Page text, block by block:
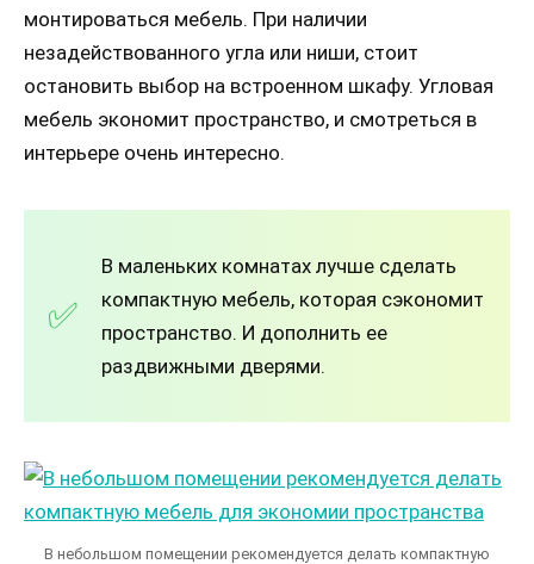
монтироваться мебель. При наличии
незадействованного угла или ниши, стоит
остановить выбор на встроенном шкафу. Угловая
мебель экономит пространство, и смотреться в
интерьере очень интересно.
В маленьких комнатах лучше сделать
компактную мебель, которая сэкономит
пространство. И дополнить ее
раздвижными дверями.
В небольшом помещении рекомендуется делать компактную